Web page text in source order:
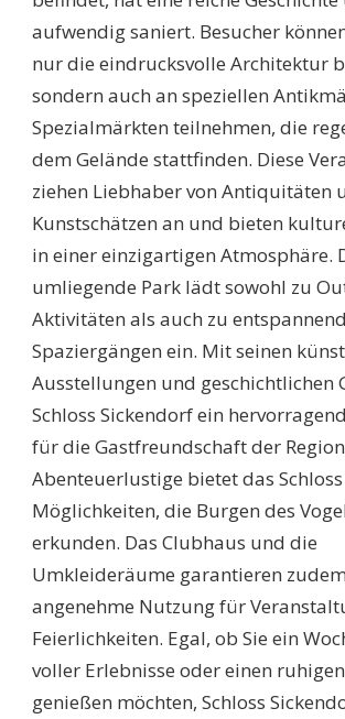
aufwendig saniert. Besucher
nur die eindrucksvolle Architektur
sondern auch an speziellen
Spezialmärkten teilnehmen, die
dem Gelände stattfinden. Diese
ziehen Liebhaber von Antiquitäten
Kunstschätzen an und bieten
in einer einzigartigen Atmosphäre.
umliegende Park lädt sowohl zu
Aktivitäten als auch zu
Spaziergängen ein. Mit seinen
Ausstellungen und geschichtlichen
Schloss Sickendorf ein
für die Gastfreundschaft der
Abenteuerlustige bietet das
Möglichkeiten, die Burgen des
erkunden. Das Clubhaus und die
Umkleideräume garantieren
angenehme Nutzung für
Feierlichkeiten. Egal, ob Sie ein
voller Erlebnisse oder einen
genießen möchten, Schloss